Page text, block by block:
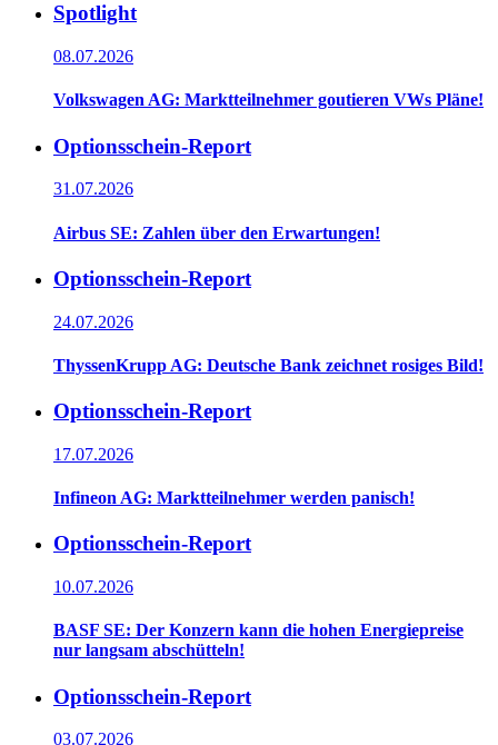
Spotlight
08.07.2026
Volkswagen AG: Marktteilnehmer goutieren VWs Pläne!
Optionsschein-Report
31.07.2026
Airbus SE: Zahlen über den Erwartungen!
Optionsschein-Report
24.07.2026
ThyssenKrupp AG: Deutsche Bank zeichnet rosiges Bild!
Optionsschein-Report
17.07.2026
Infineon AG: Marktteilnehmer werden panisch!
Optionsschein-Report
10.07.2026
BASF SE: Der Konzern kann die hohen Energiepreise
nur langsam abschütteln!
Optionsschein-Report
03.07.2026